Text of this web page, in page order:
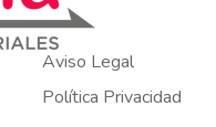
Aviso Legal
Política Privacidad